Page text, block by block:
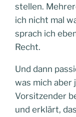
stellen.
ich nicht mal
sprach ich
Recht.
Und dann
was mich aber
Vorsitzender
und erklärt,